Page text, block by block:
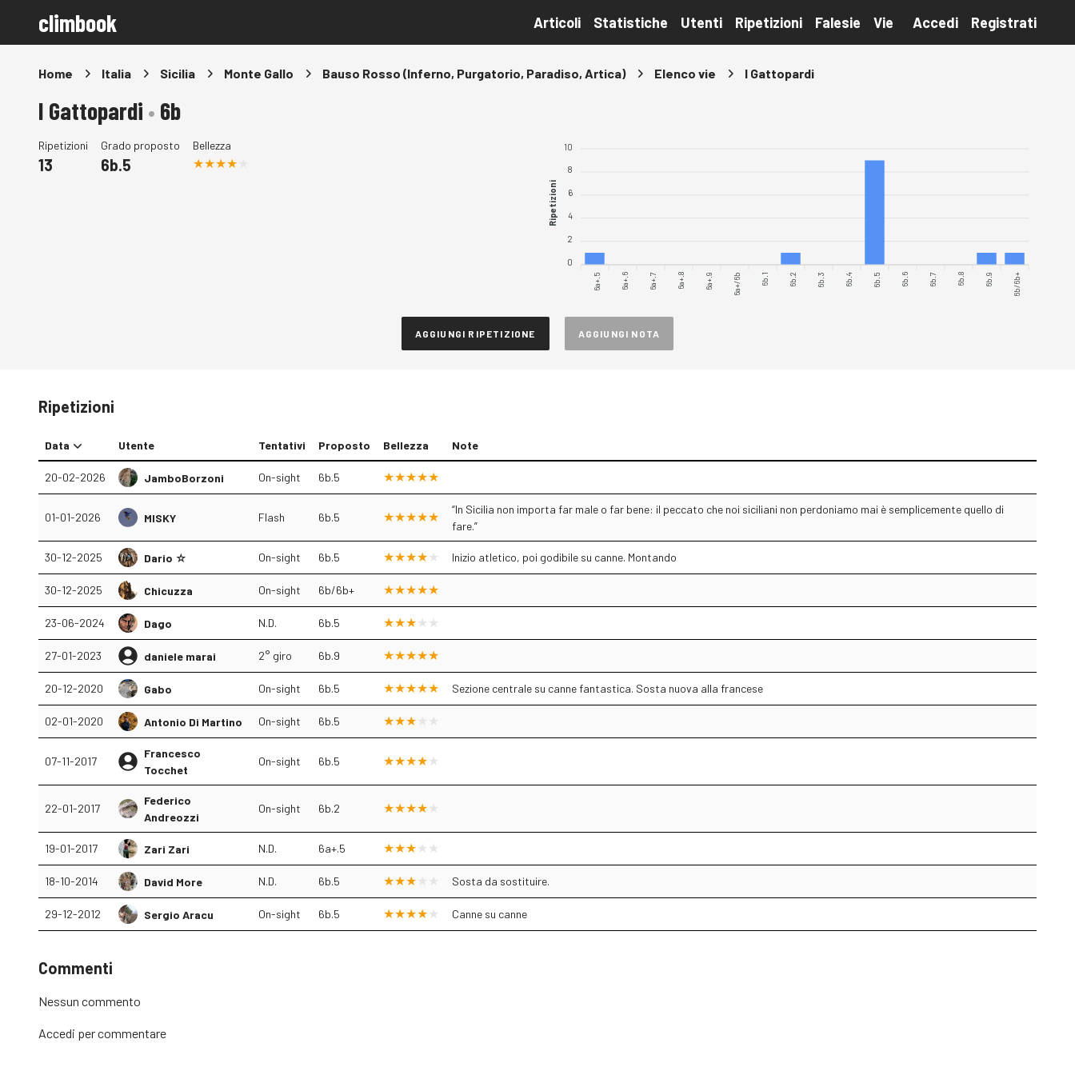
climbook Articoli Statistiche Utenti Ripetizioni Falesie Vie Accedi Registrati
Home Italia Sicilia Monte Gallo Bauso Rosso (Inferno, Purgatorio, Paradiso, Artica) Elenco vie I Gattopardi
I Gattopardi • 6b
Ripetizioni
13
Grado proposto
6b.5
Bellezza 10
8
6
4
2
0
Ripetizioni
6a+.5 6a+.6 6a+.7 6a+.8 6a+.9 6a+/6b 6b.1 6b.2 6b.3 6b.4 6b.5 6b.6 6b.7 6b.8 6b.9 6b/6b+
AGGIUNGI RIPETIZIONE AGGIUNGI NOTA
Ripetizioni
Data Utente Tentativi Proposto Bellezza Note
20-02-2026 JamboBorzoni On-sight 6b.5
01-01-2026 MISKY Flash 6b.5
“In Sicilia non importa far male o far bene: il peccato che noi siciliani non perdoniamo mai è semplicemente quello di
fare.”
30-12-2025 Dario ☆ On-sight 6b.5 Inizio atletico, poi godibile su canne. Montando
30-12-2025 Chicuzza On-sight 6b/6b+
23-06-2024 Dago N.D. 6b.5
27-01-2023 daniele marai 2° giro 6b.9
20-12-2020 Gabo On-sight 6b.5 Sezione centrale su canne fantastica. Sosta nuova alla francese
02-01-2020 Antonio Di Martino On-sight 6b.5
07-11-2017
Francesco
Tocchet
On-sight 6b.5
22-01-2017
Federico
Andreozzi
On-sight 6b.2
19-01-2017 Zari Zari N.D. 6a+.5
18-10-2014 David More N.D. 6b.5 Sosta da sostituire.
29-12-2012 Sergio Aracu On-sight 6b.5 Canne su canne
Commenti
Nessun commento
Accedi per commentare